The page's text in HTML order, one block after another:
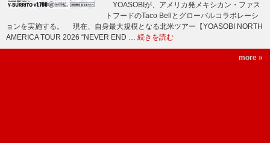
YOASOBIが、アメリカ発メキシカン・ファス
トフードのTaco Bellとグローバルコラボレーシ
ョンを実施する。 現在、自身最大規模となる北米ツアー【YOASOBI NORTH
AMERICA TOUR 2026 “NEVER END … 続きを読む
more »